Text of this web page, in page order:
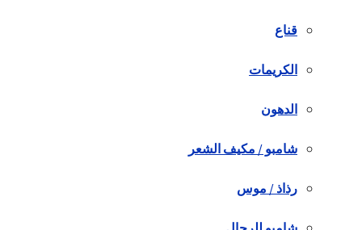
قناع
الكريمات
الدهون
شامبو / مكيف الشعر
رذاذ / موس